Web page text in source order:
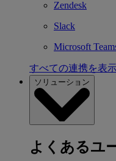
Zendesk
Slack
Microsoft
すべての連携を表
ソリューション
よくあるユ